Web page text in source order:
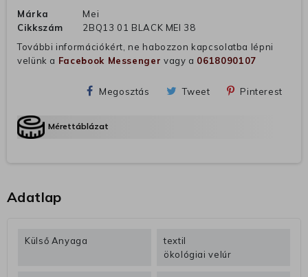
Márka
Mei
Cikkszám
2BQ13 01 BLACK MEI 38
További információkért, ne habozzon kapcsolatba lépni
velünk a Facebook Messenger vagy a 0618090107
Megosztás Tweet Pinterest
Mérettáblázat
Adatlap
Külső Anyaga
textil
ökológiai velúr